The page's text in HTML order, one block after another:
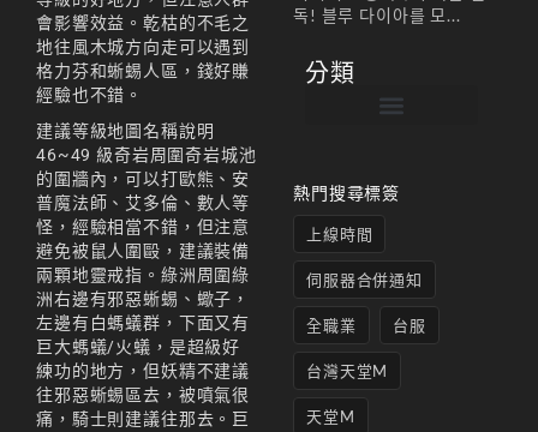
會影響效益。乾枯的不毛之
地往風木城方向走可以遇到
格力芬和蜥蜴人區，錢好賺
經驗也不錯。
建議等級地圖名稱說明
46~49 級奇岩周圍奇岩城池
的圍牆內，可以打歐熊、安
普魔法師、艾多倫、數人等
怪，經驗相當不錯，但注意
避免被鼠人圍毆，建議裝備
兩顆地靈戒指。綠洲周圍綠
洲右邊有邪惡蜥蜴、蠍子，
左邊有白螞蟻群，下面又有
巨大螞蟻/火蟻，是超級好
練功的地方，但妖精不建議
往邪惡蜥蜴區去，被噴氣很
痛，騎士則建議往那去。巨
독! 블루 다이아를 모...
分類
熱門搜尋標簽
上線時間
伺服器合併通知
全職業 台服
台灣天堂M
天堂M